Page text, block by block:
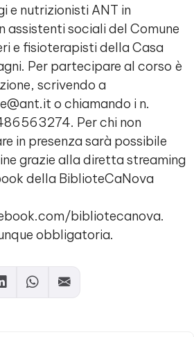
e nutrizionisti ANT in
assistenti sociali del Comune
e fisioterapisti della Casa
Per partecipare al corso è
scrivendo a
o chiamando i n.
Per chi non
in presenza sarà possibile
grazie alla diretta streaming
della BiblioteCaNova
bibliotecanova.
obbligatoria.